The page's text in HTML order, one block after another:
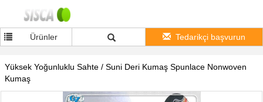
Ürünler Tedarikçi başvurun
Yüksek Yoğunluklu Sahte / Suni Deri Kumaş Spunlace Nonwoven
Kumaş